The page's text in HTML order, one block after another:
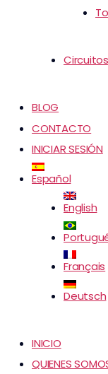
BLOG
CONTACTO
INICIAR SESIÓN
Español
English
Français
Deutsch
INICIO
QUIENES